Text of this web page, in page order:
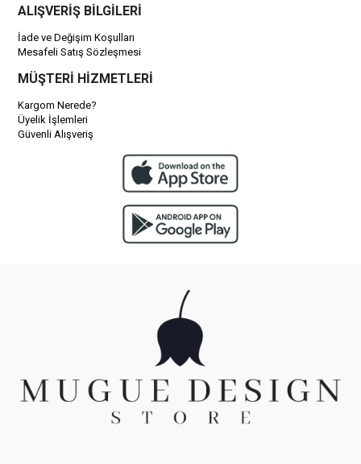
ALIŞVERİŞ BİLGİLERİ
İade ve Değişim Koşulları
Mesafeli Satış Sözleşmesi
MÜŞTERİ HİZMETLERİ
Kargom Nerede?
Üyelik İşlemleri
Güvenli Alışveriş